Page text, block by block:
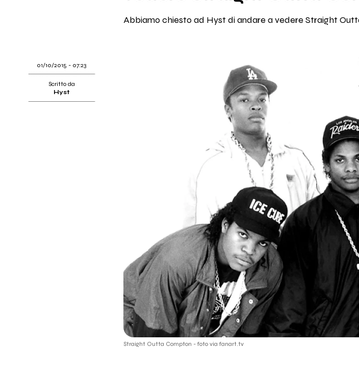
Abbiamo chiesto ad Hyst di andare a vedere Straight
Straight Outta Compton - foto via fanart.tv
01/10/2015 - 07:23
Scritto da
Hyst